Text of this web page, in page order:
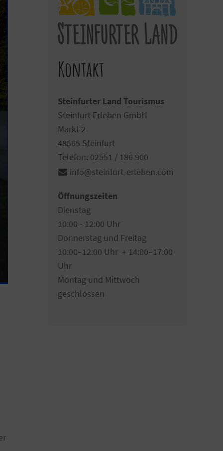
Kontakt
Steinfurter Land Tourismus
Steinfurt Erleben GmbH
Markt 2
48565 Steinfurt
Telefon: 02551 / 186 900
info@steinfurt-erleben.com
Öffnungszeiten
Dienstag
10:00 - 12:00 Uhr
Donnerstag und Freitag
10:00–12:00 Uhr + 14:00–17:00
Uhr
Montag und Mittwoch
geschlossen